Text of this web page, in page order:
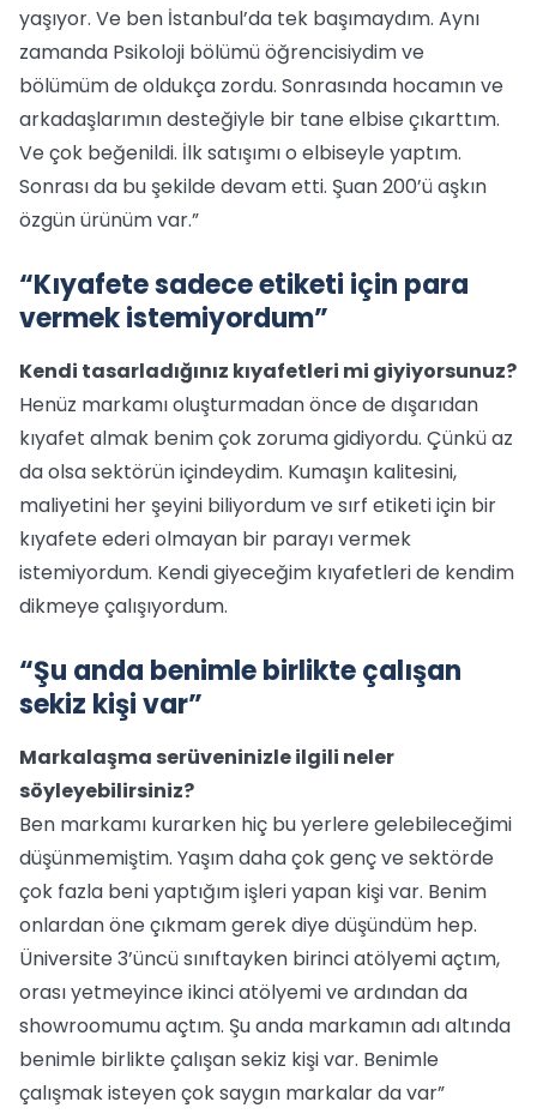
yaşıyor. Ve ben İstanbul’da tek başımaydım. Aynı
zamanda Psikoloji bölümü öğrencisiydim ve
bölümüm de oldukça zordu. Sonrasında hocamın ve
arkadaşlarımın desteğiyle bir tane elbise çıkarttım.
Ve çok beğenildi. İlk satışımı o elbiseyle yaptım.
Sonrası da bu şekilde devam etti. Şuan 200’ü aşkın
özgün ürünüm var.”
“Kıyafete sadece etiketi için para
vermek istemiyordum”
Kendi tasarladığınız kıyafetleri mi giyiyorsunuz?
Henüz markamı oluşturmadan önce de dışarıdan
kıyafet almak benim çok zoruma gidiyordu. Çünkü az
da olsa sektörün içindeydim. Kumaşın kalitesini,
maliyetini her şeyini biliyordum ve sırf etiketi için bir
kıyafete ederi olmayan bir parayı vermek
istemiyordum. Kendi giyeceğim kıyafetleri de kendim
dikmeye çalışıyordum.
“Şu anda benimle birlikte çalışan
sekiz kişi var”
Markalaşma serüveninizle ilgili neler
söyleyebilirsiniz?
Ben markamı kurarken hiç bu yerlere gelebileceğimi
düşünmemiştim. Yaşım daha çok genç ve sektörde
çok fazla beni yaptığım işleri yapan kişi var. Benim
onlardan öne çıkmam gerek diye düşündüm hep.
Üniversite 3’üncü sınıftayken birinci atölyemi açtım,
orası yetmeyince ikinci atölyemi ve ardından da
showroomumu açtım. Şu anda markamın adı altında
benimle birlikte çalışan sekiz kişi var. Benimle
çalışmak isteyen çok saygın markalar da var”